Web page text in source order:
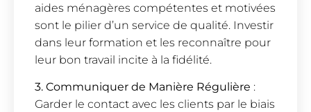
aides ménagères compétentes et motivées
sont le pilier d’un service de qualité. Investir
dans leur formation et les reconnaître pour
leur bon travail incite à la fidélité.
3. Communiquer de Manière Régulière :
Garder le contact avec les clients par le biais